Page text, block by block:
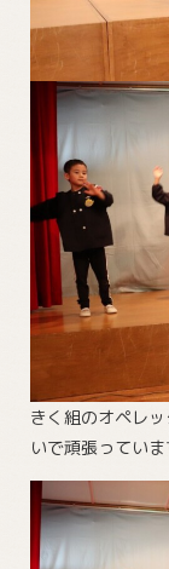
きく組のオペレ
いで頑張っていま